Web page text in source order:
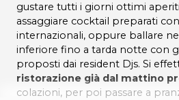
gustare tutti i giorni ottimi
assaggiare cocktail preparati
internazionali, oppure ballare
inferiore fino a tarda notte con
proposti dai resident Djs. Si
ristorazione già dal mattino
colazioni, per poi passare a